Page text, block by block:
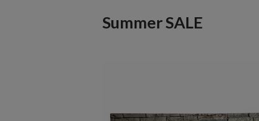
Summer SALE